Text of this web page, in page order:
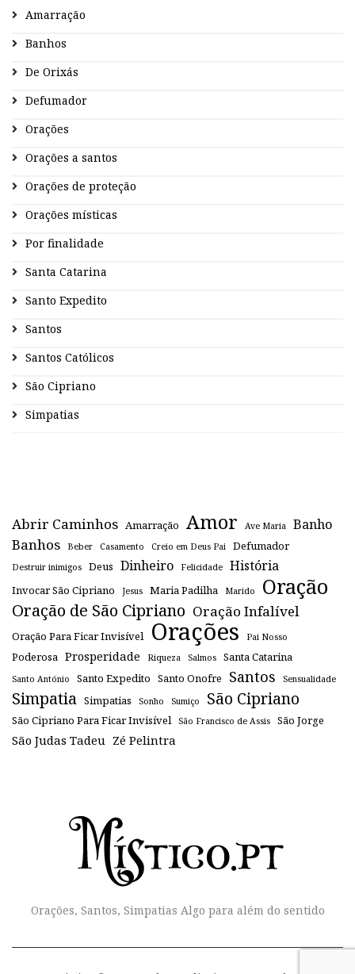
Amarração
Banhos
De Orixás
Defumador
Orações
Orações a santos
Orações de proteção
Orações místicas
Por finalidade
Santa Catarina
Santo Expedito
Santos
Santos Católicos
São Cipriano
Simpatias
Abrir Caminhos Amarração Amor Ave Maria Banho
Banhos Beber Casamento Creio em Deus Pai Defumador
Destruir inimigos Deus Dinheiro Felicidade História
Invocar São Cipriano Jesus Maria Padilha Marido Oração
Oração de São Cipriano Oração Infalível
Oração Para Ficar Invisível Orações Pai Nosso
Poderosa Prosperidade Riqueza Salmos Santa Catarina
Santo António Santo Expedito Santo Onofre Santos Sensualidade
Simpatia Simpatias Sonho Sumiço São Cipriano
São Cipriano Para Ficar Invisível São Francisco de Assis São Jorge
São Judas Tadeu Zé Pelintra
Orações, Santos, Simpatias Algo para além do sentido